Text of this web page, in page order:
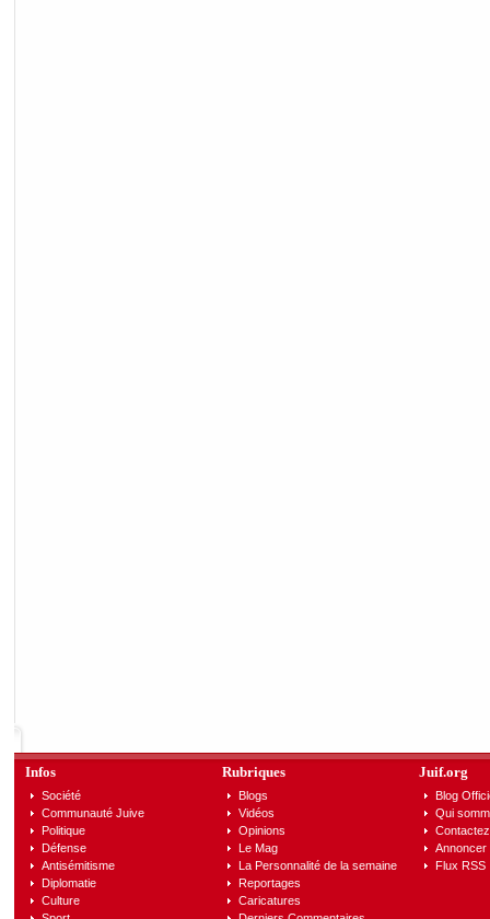
Infos
Société
Communauté Juive
Politique
Défense
Antisémitisme
Diplomatie
Culture
Rubriques
Blogs
Vidéos
Opinions
Le Mag
La Personnalité de la semaine
Reportages
Caricatures
Juif.org
Blog
Qui
Annoncer
Flux RSS